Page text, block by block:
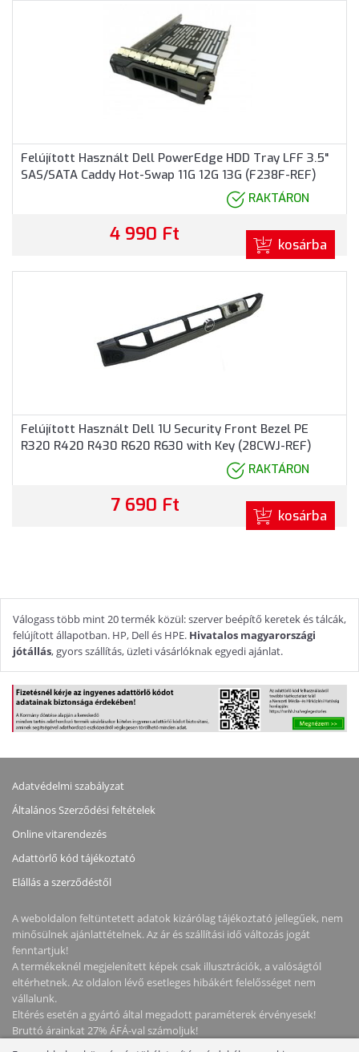
Felújított Használt Dell PowerEdge HDD Tray LFF 3.5"
SAS/SATA Caddy Hot-Swap 11G 12G 13G (F238F-REF)
RAKTÁRON
4 990 Ft kosárba
Felújított Használt Dell 1U Security Front Bezel PE
R320 R420 R430 R620 R630 with Key (28CWJ-REF)
RAKTÁRON
7 690 Ft kosárba
Válogass több mint 20 termék közül: szerver beépítő keretek és tálcák,
felújított állapotban. HP, Dell és HPE. Hivatalos magyarországi
jótállás, gyors szállítás, üzleti vásárlóknak egyedi ajánlat.
Adatvédelmi szabályzat
Általános Szerződési feltételek
Online vitarendezés
Adattörlő kód tájékoztató
Elállás a szerződéstől
A weboldalon feltüntetett adatok kizárólag tájékoztató jellegűek, nem
minősülnek ajánlattételnek. Az ár és szállítási idő változás jogát
fenntartjuk!
A termékeknél megjelenített képek csak illusztrációk, a valóságtól
eltérhetnek. Az oldalon lévő esetleges hibákért felelősséget nem
vállalunk.
Eltérés esetén a gyártó által megadott paraméterek érvényesek!
Bruttó árainkat 27% ÁFÁ-val számoljuk!